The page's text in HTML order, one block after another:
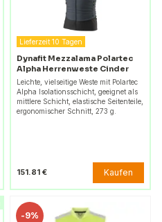
Lieferzeit 10 Tagen
Dynafit Mezzalama Polartec
Alpha Herrenweste Cinder
Leichte, vielseitige Weste mit Polartec
Alpha Isolationsschicht, geeignet als
mittlere Schicht, elastische Seitenteile,
ergonomischer Schnitt, 273 g.
151.81 € Kaufen
-9%